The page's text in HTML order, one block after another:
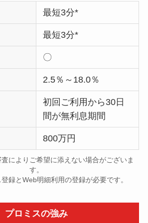
最短3分*
最短3分*
〇
2.5％～18.0％
初回ご利用から30日
間が無利息期間
800万円
によりご希望に添えない場合がございま
す。
録とWeb明細利用の登録が必要です。
プロミスの強み